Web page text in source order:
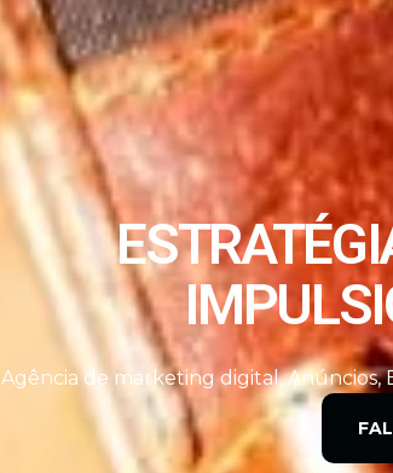
Agência de marketing digital,Anúncios,